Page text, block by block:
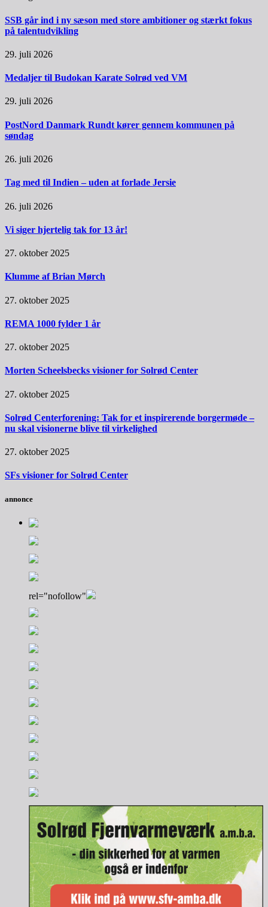
SSB går ind i ny sæson med store ambitioner og stærkt fokus
på talentudvikling
29. juli 2026
Medaljer til Budokan Karate Solrød ved VM
29. juli 2026
PostNord Danmark Rundt kører gennem kommunen på
søndag
26. juli 2026
Tag med til Indien – uden at forlade Jersie
26. juli 2026
Vi siger hjertelig tak for 13 år!
27. oktober 2025
Klumme af Brian Mørch
27. oktober 2025
REMA 1000 fylder 1 år
27. oktober 2025
Morten Scheelsbecks visioner for Solrød Center
27. oktober 2025
Solrød Centerforening: Tak for et inspirerende borgermøde –
nu skal visionerne blive til virkelighed
27. oktober 2025
SFs visioner for Solrød Center
annonce
rel="nofollow"